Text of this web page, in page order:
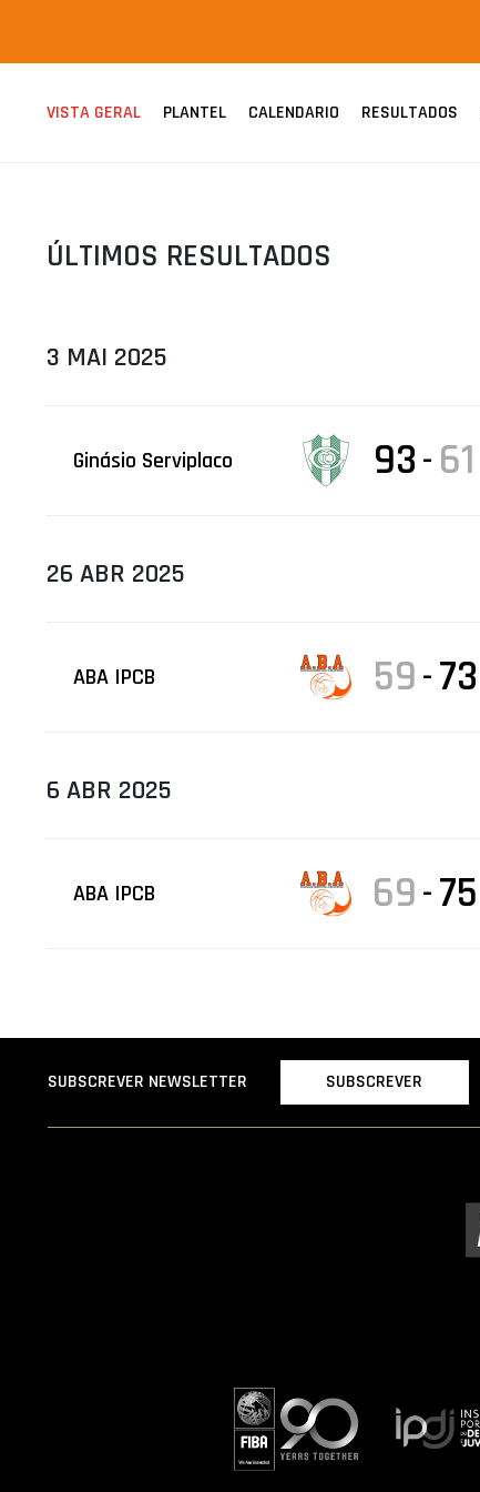
PROJETOS
VISTA GERAL PLANTEL CALENDARIO RESULTADOS
ÚLTIMOS RESULTADOS
3 MAI 2025
Ginásio Serviplaco 93 - 61
26 ABR 2025
ABA IPCB 59 - 73
6 ABR 2025
ABA IPCB 69 - 75
SUBSCREVER NEWSLETTER SUBSCREVER